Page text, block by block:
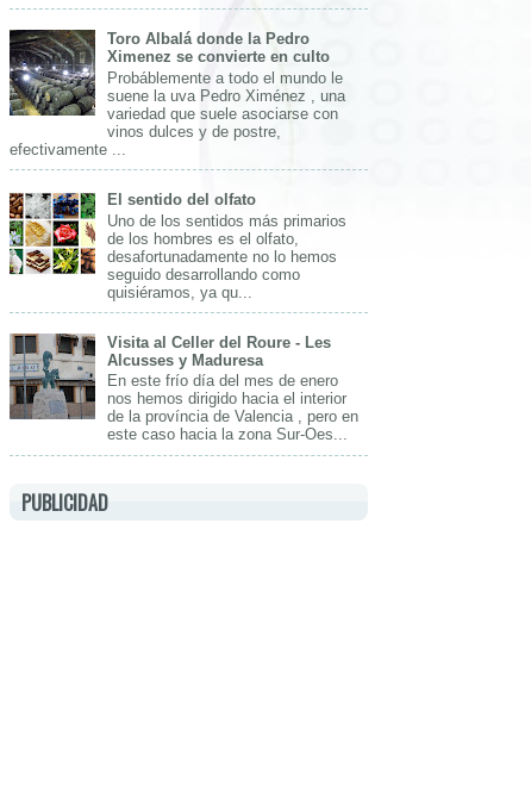
Toro Albalá donde la Pedro
Ximenez se convierte en culto
Probáblemente a todo el mundo le
suene la uva Pedro Ximénez , una
variedad que suele asociarse con
vinos dulces y de postre,
efectivamente ...
El sentido del olfato
Uno de los sentidos más primarios
de los hombres es el olfato,
desafortunadamente no lo hemos
seguido desarrollando como
quisiéramos, ya qu...
Visita al Celler del Roure - Les
Alcusses y Maduresa
En este frío día del mes de enero
nos hemos dirigido hacia el interior
de la província de Valencia , pero en
este caso hacia la zona Sur-Oes...
PUBLICIDAD